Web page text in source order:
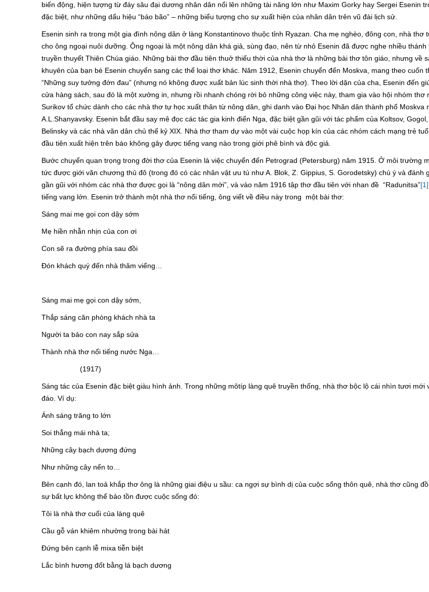
biến động, hiện tượng từ đáy sâu đại dương nhân dân nổi lên những tài năng lớn như Maxim Gorky hay Sergei Esenin
đặc biệt, như những dấu hiệu “báo bão” – những biểu tượng cho sự xuất hiện của nhân dân trên vũ đài lịch sử.
Esenin sinh ra trong một gia đình nông dân ở làng Konstantinovo thuộc tỉnh Ryazan. Cha mẹ nghèo, đông con, nhà thơ
cho ông ngoại nuôi dưỡng. Ông ngoại là một nông dân khá giả, sùng đạo, nên từ nhỏ Esenin đã được nghe nhiều thánh
truyền thuyết Thiên Chúa giáo. Những bài thơ đầu tiên thuở thiếu thời của nhà thơ là những bài thơ tôn giáo, nhưng về
khuyên của bạn bè Esenin chuyển sang các thể loại thơ khác. Năm 1912, Esenin chuyển đến Moskva, mang theo cuốn
“Những suy tưởng đớn đau” (nhưng nó không được xuất bản lúc sinh thời nhà thơ). Theo lời dặn của cha, Esenin đến
cửa hàng sách, sau đó là một xưởng in, nhưng rồi nhanh chóng rời bỏ những công việc này, tham gia vào hội nhóm thơ
Surikov tổ chức dành cho các nhà thơ tự học xuất thân từ nông dân, ghi danh vào Đại học Nhân dân thành phố Moskva
A.L.Shanyavsky. Esenin bắt đầu say mê đọc các tác gia kinh điển Nga, đặc biệt gần gũi với tác phẩm của Koltsov,
Belinsky và các nhà văn dân chủ thế kỷ XIX. Nhà thơ tham dự vào một vài cuộc họp kín của các nhóm cách mạng trẻ
đầu tiên xuất hiện trên báo không gây được tiếng vang nào trong giới phê bình và độc giả.
Bước chuyển quan trọng trong đời thơ của Esenin là việc chuyển đến Petrograd (Petersburg) năm 1915. Ở môi trường
tức được giới văn chương thủ đô (trong đó có các nhân vật ưu tú như A. Blok, Z. Gippius, S. Gorodetsky) chú ý và đánh
gần gũi với nhóm các nhà thơ được gọi là “nông dân mới”, và vào năm 1916 tập thơ đầu tiên với nhan đề “Radunitsa”[1]
tiếng vang lớn. Esenin trở thành một nhà thơ nổi tiếng, ông viết về điều này trong một bài thơ:
Sáng mai mẹ gọi con dậy sớm
Mẹ hiền nhẫn nhịn của con ơi
Con sẽ ra đường phía sau đồi
Đón khách quý đến nhà thăm viếng…
Sáng mai mẹ gọi con dậy sớm,
Thắp sáng căn phòng khách nhà ta
Người ta bảo con nay sắp sửa
Thành nhà thơ nổi tiếng nước Nga…
(1917)
Sáng tác của Esenin đặc biệt giàu hình ảnh. Trong những môtíp làng quê truyền thống, nhà thơ bộc lộ cái nhìn tươi mới
đáo. Ví dụ:
Ánh sáng trăng to lớn
Soi thẳng mái nhà ta;
Những cây bạch dương đứng
Như những cây nến to…
Bên cạnh đó, lan toả khắp thơ ông là những giai điệu u sầu: ca ngợi sự bình dị của cuộc sống thôn quê, nhà thơ cũng
sự bất lực không thể bảo tồn được cuộc sống đó:
Tôi là nhà thơ cuối của làng quê
Cầu gỗ ván khiêm nhường trong bài hát
Đứng bên cạnh lễ mixa tiễn biệt
Lắc bình hương đốt bằng lá bạch dương